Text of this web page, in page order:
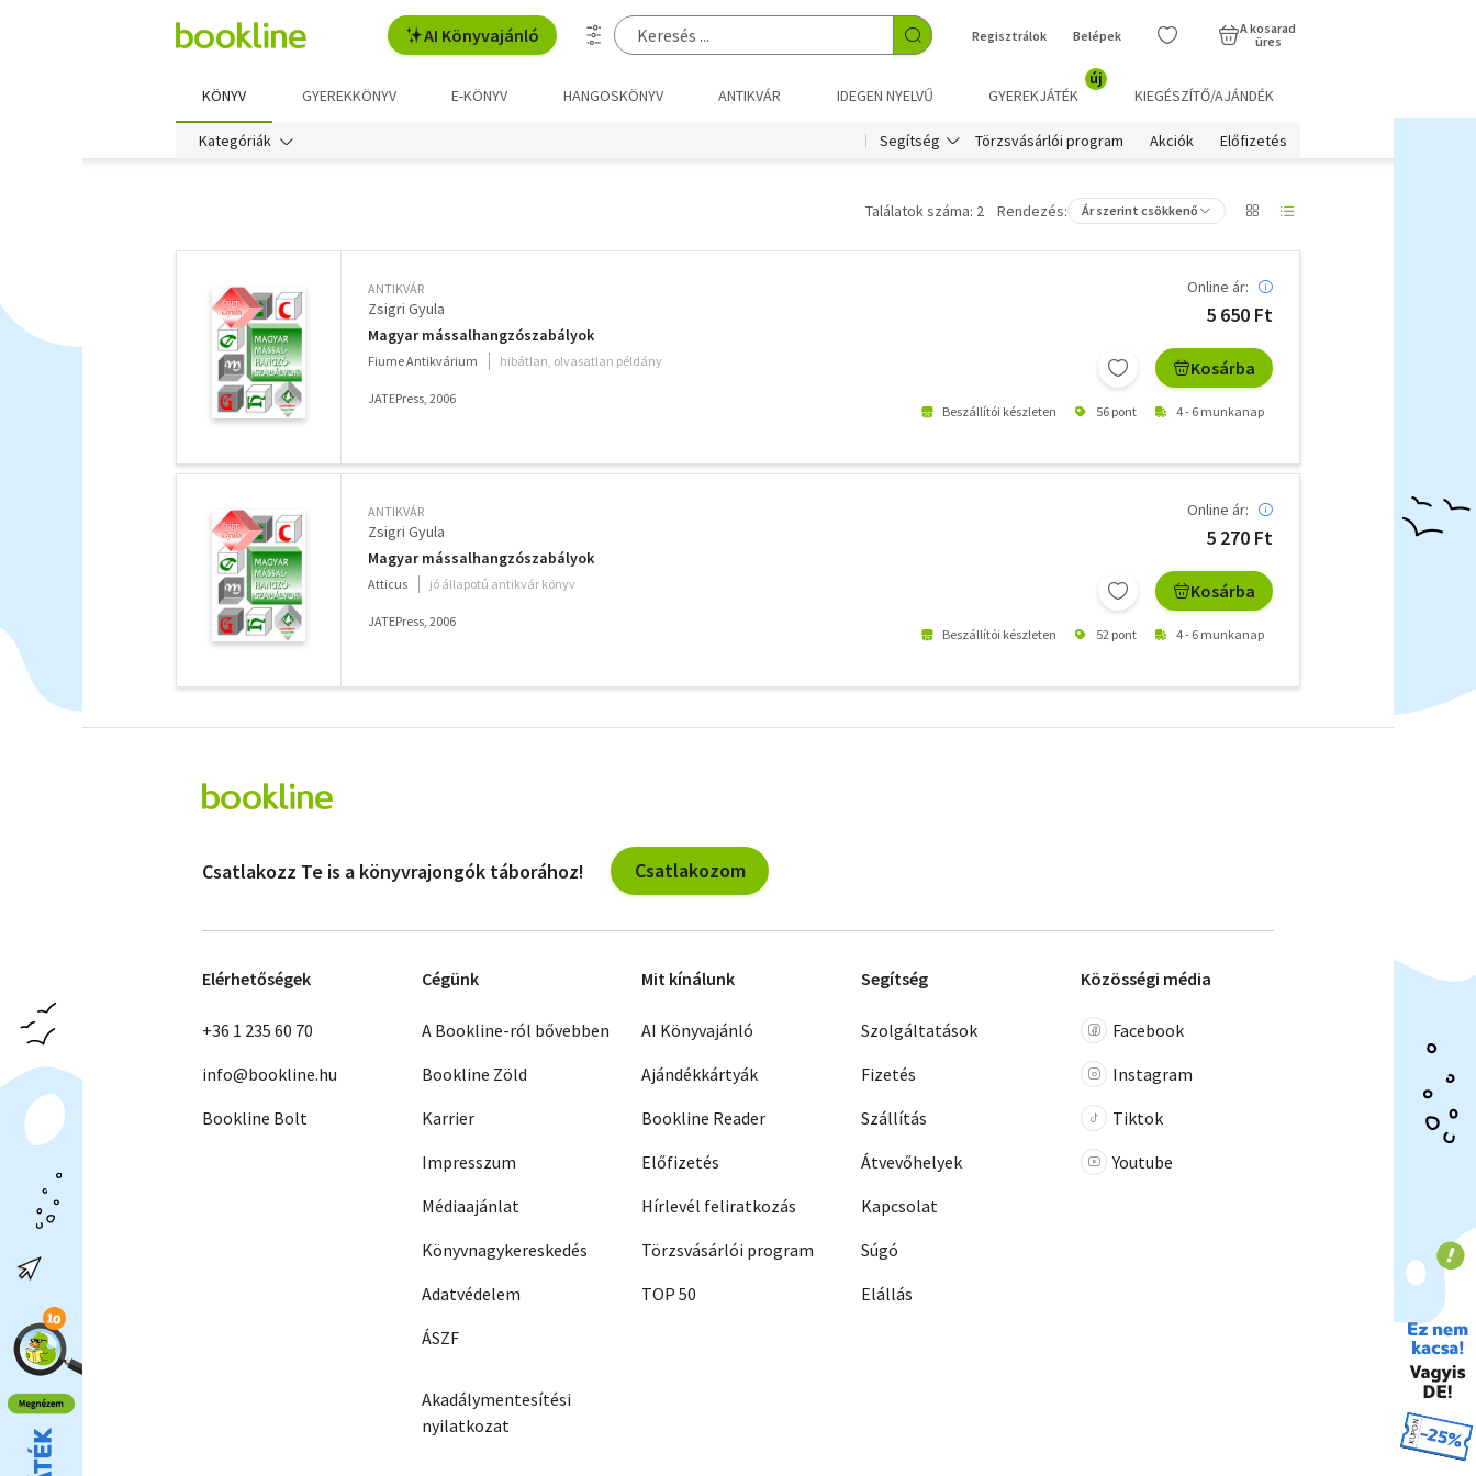
AI Könyvajánló Regisztrálok Belépek
A kosarad
üres
KÖNYV GYEREKKÖNYV E-KÖNYV HANGOSKÖNYV ANTIKVÁR IDEGEN NYELVŰ GYEREKJÁTÉK
új
KIEGÉSZÍTŐ/AJÁNDÉK
Kategóriák Segítség Törzsvásárlói program Akciók Előfizetés
Találatok száma: 2 Rendezés: Ár szerint csökkenő
ANTIKVÁR
Zsigri Gyula
Magyar mássalhangzószabályok
Fiume Antikvárium hibátlan, olvasatlan példány
JATEPress, 2006
Online ár:
5 650 Ft
Kosárba
Beszállítói készleten 56 pont 4 - 6 munkanap
ANTIKVÁR
Zsigri Gyula
Magyar mássalhangzószabályok
Atticus jó állapotú antikvár könyv
JATEPress, 2006
Online ár:
5 270 Ft
Kosárba
Beszállítói készleten 52 pont 4 - 6 munkanap
szűrők
Csatlakozz Te is a könyvrajongók táborához! Csatlakozom
Elérhetőségek
+36 1 235 60 70
info@bookline.hu
Bookline Bolt
Cégünk
A Bookline-ról bővebben
Bookline Zöld
Karrier
Impresszum
Médiaajánlat
Könyvnagykereskedés
Adatvédelem
ÁSZF
Akadálymentesítési
nyilatkozat
Mit kínálunk
AI Könyvajánló
Ajándékkártyák
Bookline Reader
Előfizetés
Hírlevél feliratkozás
Törzsvásárlói program
TOP 50
Segítség
Szolgáltatások
Fizetés
Szállítás
Átvevőhelyek
Kapcsolat
Súgó
Elállás
Közösségi média
Facebook
Instagram
Tiktok
Youtube